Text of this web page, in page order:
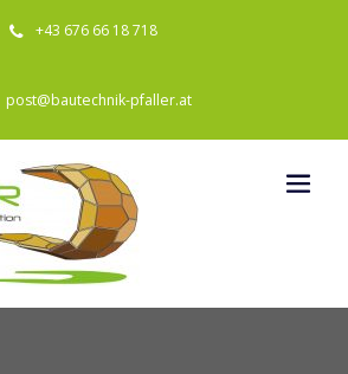
+43 676 66 18 718
post@bautechnik-pfaller.at